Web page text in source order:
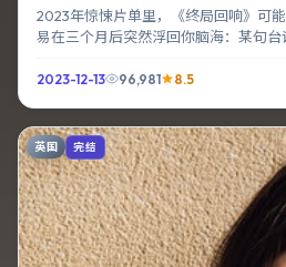
2023年惊悚片单里，《终局回响》可
易在三个月后突然浮回你脑海：某句台
2023-12-13 96,981 8.5
英国 完结